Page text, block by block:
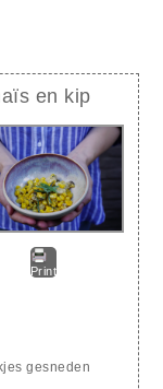
en kip
Print
gesneden